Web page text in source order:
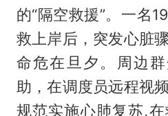
的“隔空救援”。一名
救上岸后，突发心脏
命危在旦夕。周边
助，在调度员远程视
规范实施心肺复苏,